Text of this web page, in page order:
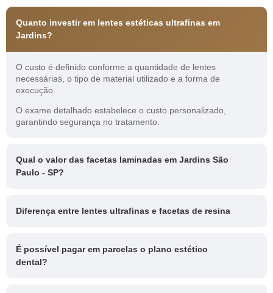
Quanto investir em lentes estéticas ultrafinas em
Jardins?
O custo é definido conforme a quantidade de lentes
necessárias, o tipo de material utilizado e a forma de
execução.
O exame detalhado estabelece o custo personalizado,
garantindo segurança no tratamento.
Qual o valor das facetas laminadas em Jardins São
Paulo - SP?
Diferença entre lentes ultrafinas e facetas de resina
É possível pagar em parcelas o plano estético
dental?